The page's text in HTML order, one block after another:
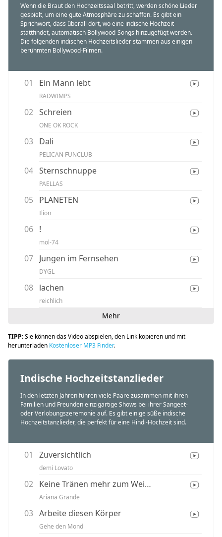
Wenn die Braut den Hochzeitssaal betritt, werden schöne Lieder
gespielt, um eine gute Atmosphäre zu schaffen. Es gibt ein
Sprichwort, dass überall dort, wo eine indische Hochzeit
stattfindet, automatisch Bollywood-Songs hinzugefügt werden.
Die folgenden indischen Hochzeitslieder stammen aus einigen
berühmten Bollywood-Filmen.
01 Ein Mann lebt
RADWIMPS
02 Schreien
ONE OK ROCK
03 Dali
PELICAN FUNCLUB
04 Sternschnuppe
PAELLAS
05 PLANETEN
Ilion
06 !
mol-74
07 Jungen im Fernsehen
DYGL
08 lachen
reichlich
Mehr
TIPP:Sie können das Video abspielen, den Link kopieren und mit
herunterladen Kostenloser MP3 Finder.
Indische Hochzeitstanzlieder
In den letzten Jahren führen viele Paare zusammen mit ihren
Familien und Freunden einzigartige Shows bei ihrer Sangeet-
oder Verlobungszeremonie auf. Es gibt einige süße indische
Hochzeitstanzlieder, die perfekt für eine Hindi-Hochzeit sind.
01 Zuversichtlich
demi Lovato
02 Keine Tränen mehr zum Weinen
Ariana Grande
03 Arbeite diesen Körper
Gehe den Mond